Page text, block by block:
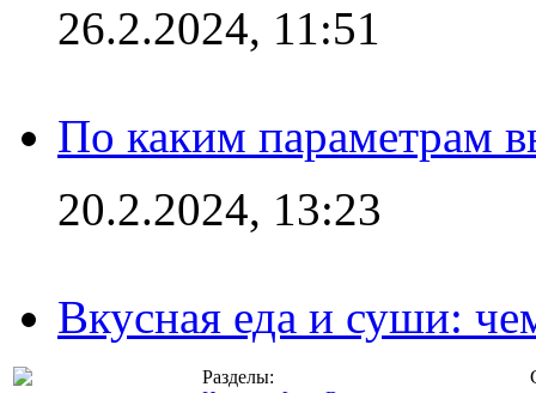
26.2.2024, 11:51
По каким параметрам
20.2.2024, 13:23
Вкусная еда и суши:
Разделы: